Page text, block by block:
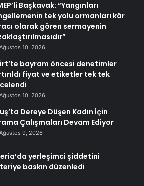
Başkavak: “Yangınları
tek yolu ormanları kâr
olarak gören sermayenin
Ağustos 10, 2026
bayram öncesi denetimler
fiyat ve etiketler tek tek
Ağustos 10, 2026
Dereye Düşen Kadın İçin
Çalışmaları Devam Ediyor
Ağustos 9, 2026
yerleşimci şiddetini
baskın düzenledi